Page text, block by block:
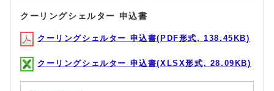
クーリングシェルター 申込書
クーリングシェルター 申込書(PDF形式, 138.45KB)
クーリングシェルター 申込書(XLSX形式, 28.09KB)